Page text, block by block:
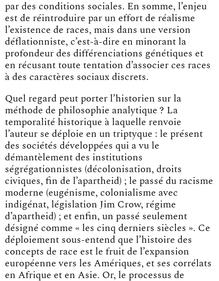
par des conditions sociales. En somme, l’enjeu
est de réintroduire par un effort de réalisme
l’existence de races, mais dans une version
déflationniste, c’est-à-dire en minorant la
profondeur des différenciations génétiques et
en récusant toute tentation d’associer ces races
à des caractères sociaux discrets.
Quel regard peut porter l’historien sur la
méthode de philosophie analytique ? La
temporalité historique à laquelle renvoie
l’auteur se déploie en un triptyque : le présent
des sociétés développées qui a vu le
démantèlement des institutions
ségrégationnistes (décolonisation, droits
civiques, fin de l’apartheid) ; le passé du racisme
moderne (eugénisme, colonialisme avec
indigénat, législation Jim Crow, régime
d’apartheid) ; et enfin, un passé seulement
désigné comme « les cinq derniers siècles ». Ce
déploiement sous-entend que l’histoire des
concepts de race est le fruit de l’expansion
européenne vers les Amériques, et ses corrélats
en Afrique et en Asie. Or, le processus de